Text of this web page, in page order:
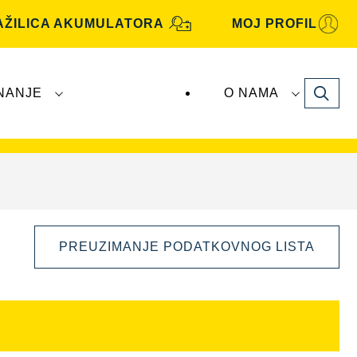
AKUMULATORA MOJ PROFIL
O NAMA Search
PREUZIMANJE PODATKOVNOG LISTA